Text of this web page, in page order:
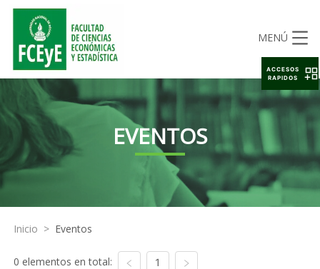
MENÚ
EVENTOS
Inicio > Eventos
0 elementos en total: 1
ACCESOS
RAPIDOS